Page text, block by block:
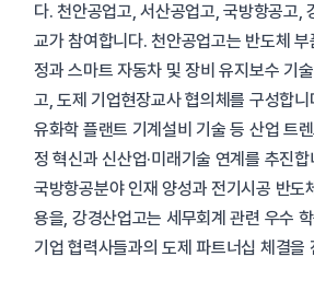
다. 천안공업고, 서산공업고, 국방항공고,
교가 참여합니다. 천안공업고는 반도체
정과 스마트 자동차 및 장비 유지보수 기
고, 도제 기업현장교사 협의체를 구성합
유화학 플랜트 기계설비 기술 등 산업 트
정 혁신과 신산업·미래기술 연계를 추진
국방항공분야 인재 양성과 전기시공 반도
용을, 강경산업고는 세무회계 관련 우수
기업 협력사들과의 도제 파트너십 체결을